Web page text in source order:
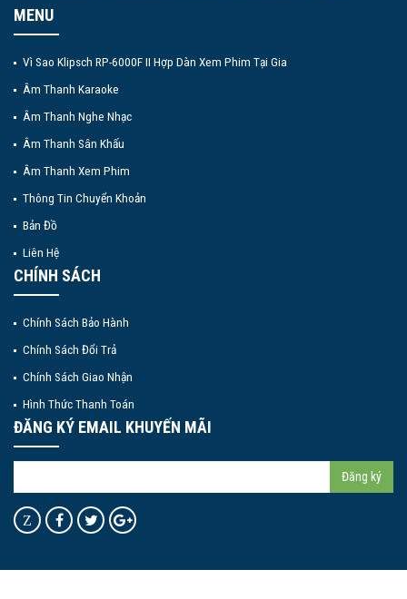
MENU
Vì Sao Klipsch RP-6000F II Hợp Dàn Xem Phim Tại Gia
Âm Thanh Karaoke
Âm Thanh Nghe Nhạc
Âm Thanh Sân Khấu
Âm Thanh Xem Phim
Thông Tin Chuyển Khoản
Bản Đồ
Liên Hệ
CHÍNH SÁCH
Chính Sách Bảo Hành
Chính Sách Đổi Trả
Chính Sách Giao Nhận
Hình Thức Thanh Toán
ĐĂNG KÝ EMAIL KHUYẾN MÃI
Đăng ký
Z